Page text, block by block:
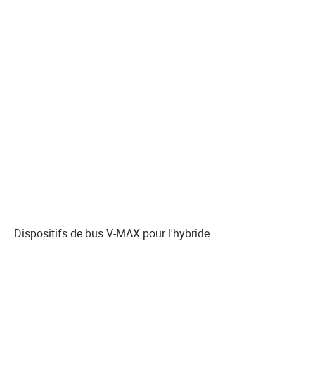
Dispositifs de bus V-MAX pour l'hybride